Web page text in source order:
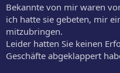
Bekannte von mir waren
ich hatte sie gebeten, mir
mitzubringen.
Leider hatten Sie keinen
Geschäfte abgeklappert